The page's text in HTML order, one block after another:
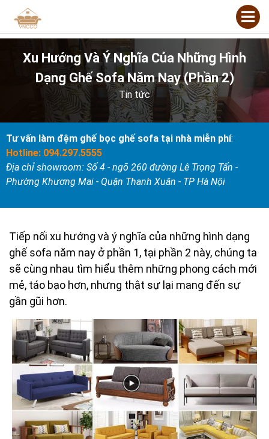
Xu Hướng Và Ý Nghĩa Của Những Hình
Dạng Ghế Sofa Năm Nay (phần 2)
Tin tức
Tư vấn làm đệm ghế bọc ghế sofa tại nhà miễn phí:
Hotline: 094.297.5555
Địa chỉ showroom: Số 4 - ngõ 260 đường Lê Trọng Tấn -
Phường Khương Mai - Quận Thanh Xuân - TP Hà Nội
Tiếp nối xu hướng và ý nghĩa của những hình dạng
ghế sofa năm nay ở phần 1, tại phần 2 này, chúng ta
sẽ cùng nhau tìm hiểu thêm những phong cách mới
mẻ, táo bạo hơn, nhưng thật sự lại mang đến sự
gần gũi hơn.